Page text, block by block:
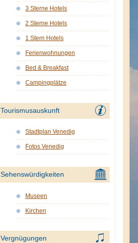
3 Sterne Hotels
2 Sterne Hotels
1 Stern Hotels
Ferienwohnungen
Bed & Breakfast
Campingplätze
Tourismusauskunft
Stadtplan Venedig
Fotos Venedig
Sehenswürdigkeiten
Museen
Kirchen
Vergnügungen